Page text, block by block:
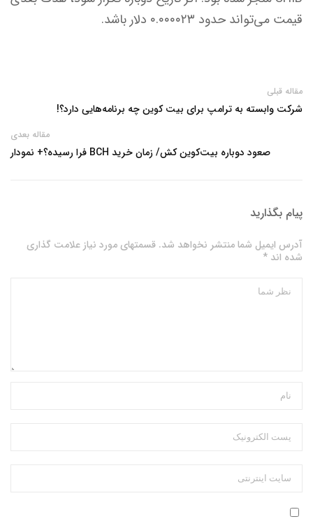
قیمت می‌تواند حدود ۰.۰۰۰۰۲۳ دلار باشد.
مقاله قبلی
شرکت وابسته به ترامپ برای بیت کوین چه برنامه‌هایی دارد؟!
مقاله بعدی
صعود دوباره بیت‌کوین کش/ زمان خرید BCH فرا رسیده؟+ نمودار
پیام بگذارید
آدرس ایمیل شما منتشر نخواهد شد. قسمتهای مورد نیاز علامت گذاری
شده اند *